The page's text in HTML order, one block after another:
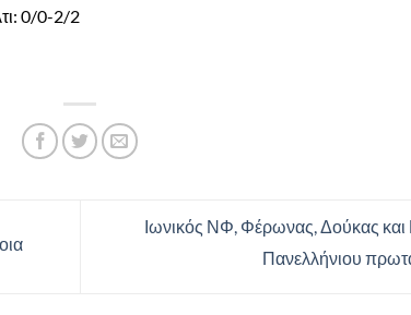
0/0-2/2
Ιωνικός ΝΦ, Φέρωνας, Δούκας και
Πανελλήνιου